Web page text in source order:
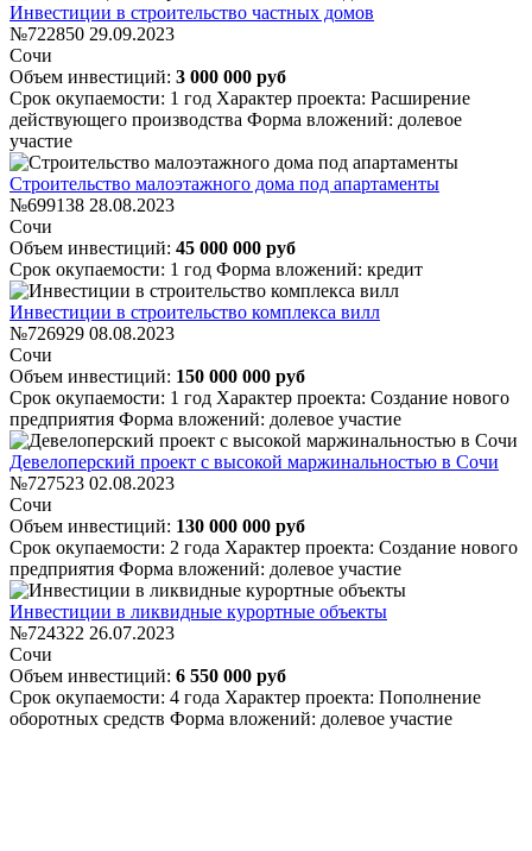
Инвестиции в строительство частных домов
№722850 29.09.2023
Сочи
Объем инвестиций: 3 000 000 руб
Срок окупаемости: 1 год Характер проекта: Расширение
действующего производства Форма вложений: долевое
участие
Строительство малоэтажного дома под апартаменты
№699138 28.08.2023
Сочи
Объем инвестиций: 45 000 000 руб
Срок окупаемости: 1 год Форма вложений: кредит
Инвестиции в строительство комплекса вилл
№726929 08.08.2023
Сочи
Объем инвестиций: 150 000 000 руб
Срок окупаемости: 1 год Характер проекта: Создание нового
предприятия Форма вложений: долевое участие
Девелоперский проект с высокой маржинальностью в Сочи
№727523 02.08.2023
Сочи
Объем инвестиций: 130 000 000 руб
Срок окупаемости: 2 года Характер проекта: Создание нового
предприятия Форма вложений: долевое участие
Инвестиции в ликвидные курортные объекты
№724322 26.07.2023
Сочи
Объем инвестиций: 6 550 000 руб
Срок окупаемости: 4 года Характер проекта: Пополнение
оборотных средств Форма вложений: долевое участие